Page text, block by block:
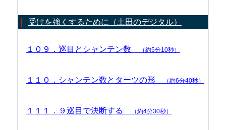
受けを強くするために（土田のデジタル）
１０９．巡目とシャンテン数 （約5分10秒）
１１０．シャンテン数とターツの形 （約6分40秒）
１１１．９巡目で決断する （約4分30秒）